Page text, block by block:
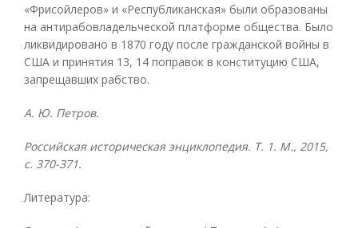
«Фрисойлеров» и «Республиканская» были образованы
на антирабовладельческой платформе общества. Было
ликвидировано в 1870 году после гражданской войны в
США и принятия 13, 14 поправок в конституцию США,
запрещавших рабство.
А. Ю. Петров.
Российская историческая энциклопедия. Т. 1. М., 2015,
с. 370-371.
Литература: